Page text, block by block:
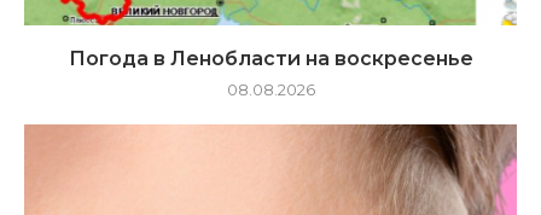
Погода в Ленобласти на воскресенье
08.08.2026